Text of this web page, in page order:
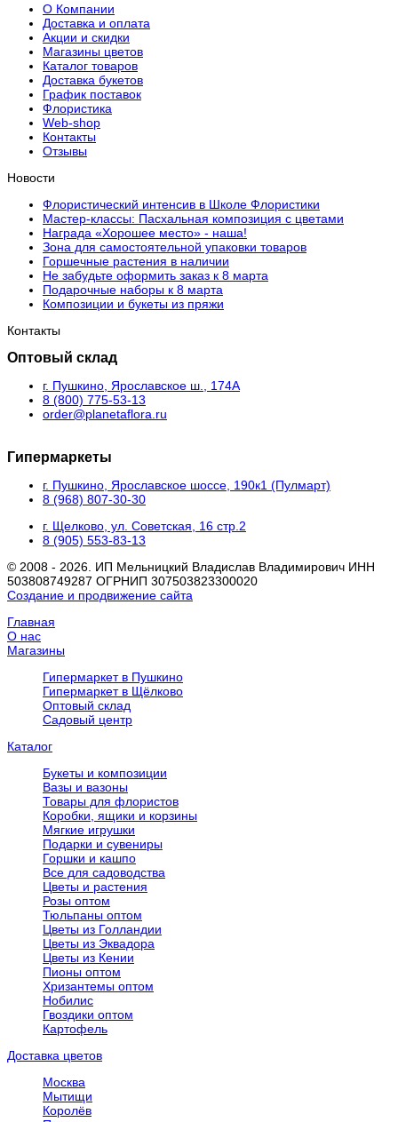
О Компании
Доставка и оплата
Акции и скидки
Магазины цветов
Каталог товаров
Доставка букетов
График поставок
Флористика
Web-shop
Контакты
Отзывы
Новости
Флористический интенсив в Школе Флористики
Мастер-классы: Пасхальная композиция с цветами
Награда «Хорошее место» - наша!
Зона для самостоятельной упаковки товаров
Горшечные растения в наличии
Не забудьте оформить заказ к 8 марта
Подарочные наборы к 8 марта
Композиции и букеты из пряжи
Контакты
Оптовый склад
г. Пушкино, Ярославское ш., 174А
8 (800) 775-53-13
order@planetaflora.ru
Гипермаркеты
г. Пушкино, Ярославское шоссе, 190к1 (Пулмарт)
8 (968) 807-30-30
г. Щелково, ул. Советская, 16 стр.2
8 (905) 553-83-13
© 2008 - 2026. ИП Мельницкий Владислав Владимирович ИНН
503808749287 ОГРНИП 307503823300020
Создание и продвижение сайта
Главная
О нас
Магазины
Гипермаркет в Пушкино
Гипермаркет в Щёлково
Оптовый склад
Садовый центр
Каталог
Букеты и композиции
Вазы и вазоны
Товары для флористов
Коробки, ящики и корзины
Мягкие игрушки
Подарки и сувениры
Горшки и кашпо
Все для садоводства
Цветы и растения
Розы оптом
Тюльпаны оптом
Цветы из Голландии
Цветы из Эквадора
Цветы из Кении
Пионы оптом
Хризантемы оптом
Нобилис
Гвоздики оптом
Картофель
Доставка цветов
Москва
Мытищи
Королёв